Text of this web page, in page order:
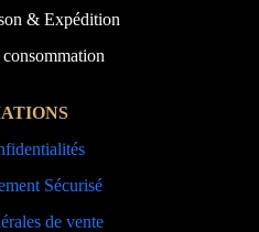
& Expédition
Sécurisé
de vente